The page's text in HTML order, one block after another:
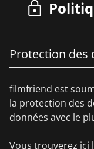
Protection des
filmfriend est
la protection des
données avec le
Vous trouverez ici